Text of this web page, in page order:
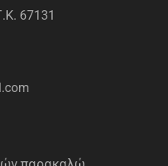
67131